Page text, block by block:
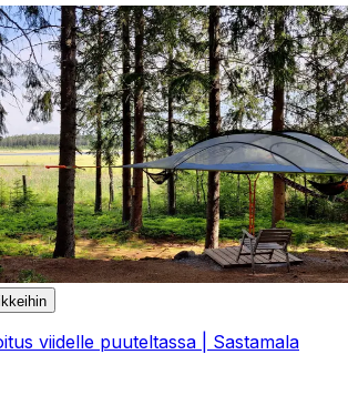
viidelle puuteltassa | Sastamala